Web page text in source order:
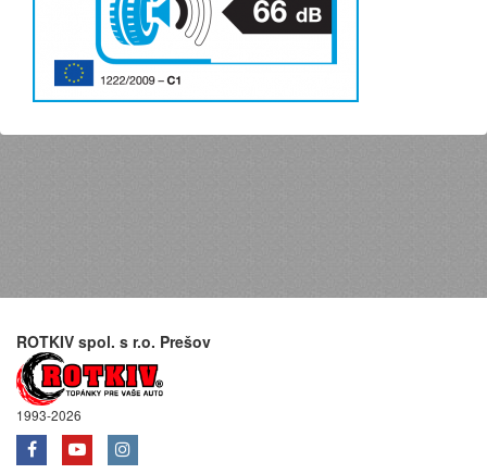
ROTKIV spol. s r.o. Prešov
1993-2026